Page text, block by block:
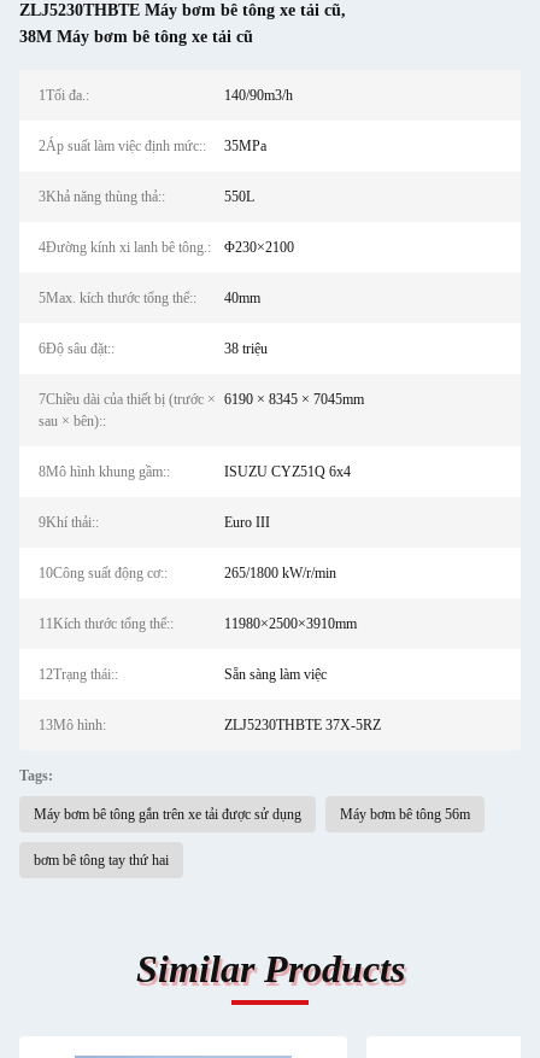
ZLJ5230THBTE Máy bơm bê tông xe tải cũ,
38M Máy bơm bê tông xe tải cũ
1Tối đa.: 140/90m3/h
2Áp suất làm việc định mức:: 35MPa
3Khả năng thùng thả:: 550L
4Đường kính xi lanh bê tông.: Φ230×2100
5Max. kích thước tổng thể:: 40mm
6Độ sâu đặt:: 38 triệu
7Chiều dài của thiết bị (trước ×
sau × bên)::
6190 × 8345 × 7045mm
8Mô hình khung gầm:: ISUZU CYZ51Q 6x4
9Khí thải:: Euro III
10Công suất động cơ:: 265/1800 kW/r/min
11Kích thước tổng thể:: 11980×2500×3910mm
12Trạng thái:: Sẵn sàng làm việc
13Mô hình: ZLJ5230THBTE 37X-5RZ
Tags:
Máy bơm bê tông gắn trên xe tải được sử dụng Máy bơm bê tông 56m
bơm bê tông tay thứ hai
Similar Products